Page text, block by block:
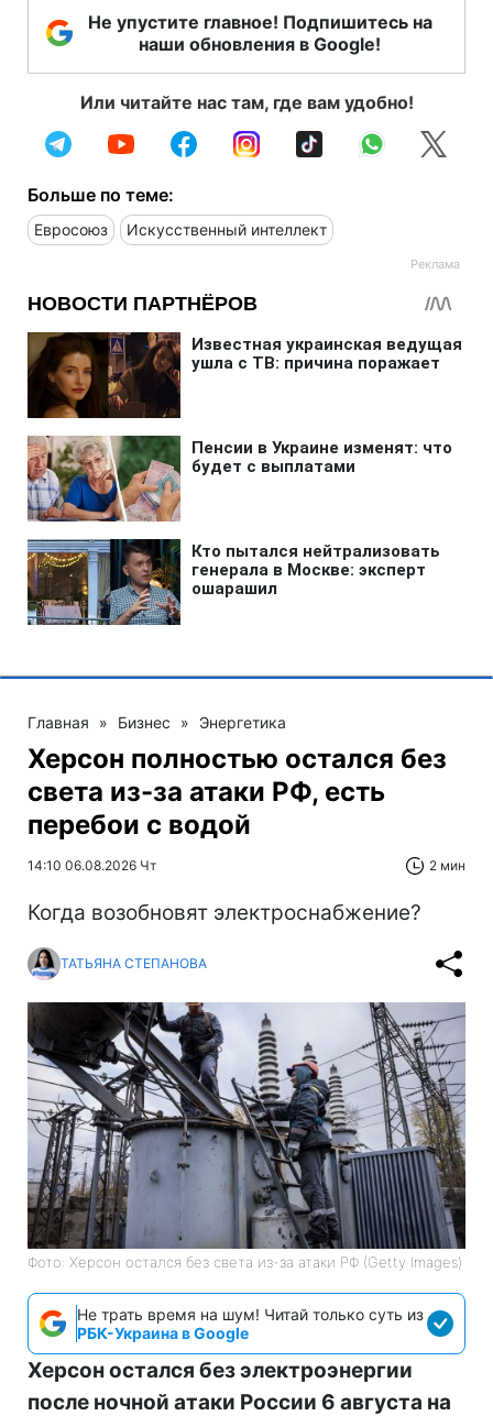
Не упустите главное! Подпишитесь на
наши обновления в Google!
Или читайте нас там, где вам удобно!
Больше по теме:
Евросоюз Искусственный интеллект
Главная » Бизнес » Энергетика
Херсон полностью остался без
света из-за атаки РФ, есть
перебои с водой
14:10 06.08.2026 Чт 2 мин
Когда возобновят электроснабжение?
ТАТЬЯНА СТЕПАНОВА
Фото: Херсон остался без света из-за атаки РФ (Getty Images)
Не трать время на шум! Читай только суть из
РБК-Украина в Google
Херсон остался без электроэнергии
после ночной атаки России 6 августа на